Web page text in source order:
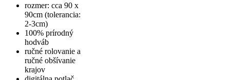
rozmer: cca 90 x
90cm (tolerancia:
2-3cm)
100% prírodný
hodváb
ručné rolovanie a
ručné obšívanie
krajov